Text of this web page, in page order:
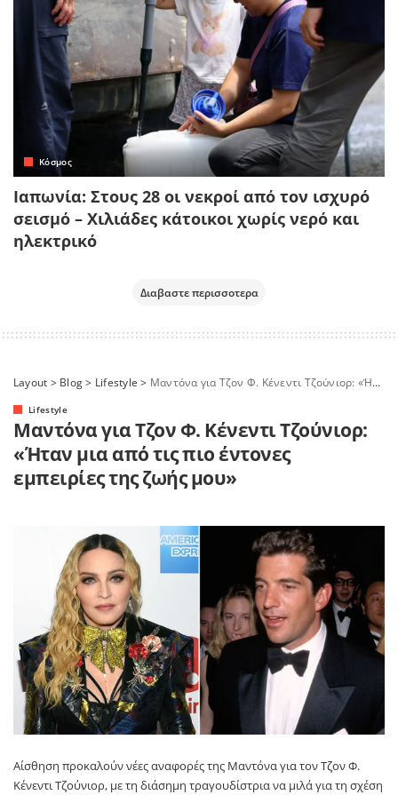
Κόσμος
Ιαπωνία: Στους 28 οι νεκροί από τον ισχυρό
σεισμό – Χιλιάδες κάτοικοι χωρίς νερό και
ηλεκτρικό
Διαβαστε περισσοτερα
Layout > Blog> Lifestyle > Μαντόνα για Τζον Φ. Κένεντι Τζούνιορ: «Ήταν μια από τις πιο έντονες εμπειρίες της ζωής μου»
Lifestyle
Μαντόνα για Τζον Φ. Κένεντι Τζούνιορ:
«Ήταν μια από τις πιο έντονες
εμπειρίες της ζωής μου»
Αίσθηση προκαλούν νέες αναφορές της Μαντόνα για τον Τζον Φ.
Κένεντι Τζούνιορ, με τη διάσημη τραγουδίστρια να μιλά για τη σχέση